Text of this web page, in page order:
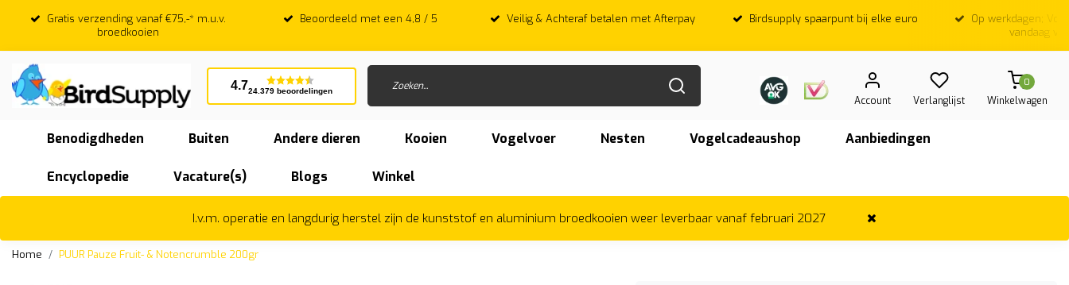
Gratis verzending vanaf €75,-* m.u.v.
broedkooien
Beoordeeld met een 4,8 / 5 Veilig & Achteraf betalen met Afterpay Birdsupply spaarpunt bij elke euro
Op werkdagen;
vandaag
4.724.379 beoordelingen
Account Verlanglijst
0
Winkelwagen
Benodigdheden Buiten Andere dieren Kooien Vogelvoer Nesten Vogelcadeaushop Aanbiedingen
Encyclopedie Vacature(s) Blogs Winkel
I.v.m. operatie en langdurig herstel zijn de kunststof en aluminium broedkooien weer leverbaar vanaf februari 2027
Home PUUR Pauze Fruit- & Notencrumble 200gr